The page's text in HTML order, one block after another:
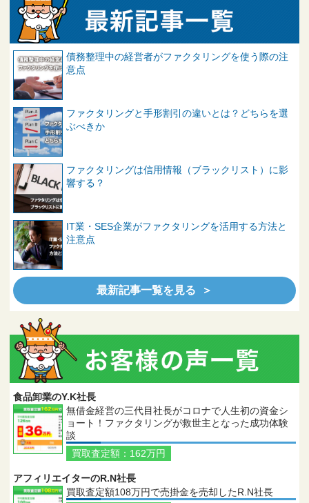
債務整理中の経営者がファクタリングを使う際の注
意点
ファクタリングと手形割引の違いとは？どちらを選
ぶべきか
ファクタリングは信用情報（ブラックリスト）に影
響する？
IT業・SES企業がファクタリングを活用する方法と
注意点
最新記事一覧を見る ＞
食品卸業のY.K社長
無借金経営の三代目社長がコロナで人生初の資金シ
ョート！ファクタリングが救世主となった成功体験
談
買取査定額：162万円
アフィリエイターのR.N社長
買取査定額108万円で売掛金を売却したR.N社長